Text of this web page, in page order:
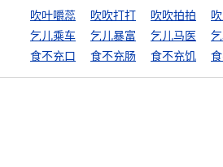
吹叶嚼蕊 吹吹打打 吹吹拍拍
乞儿乘车
乞儿暴富 乞儿马医
食不充口
食不充肠 食不充饥